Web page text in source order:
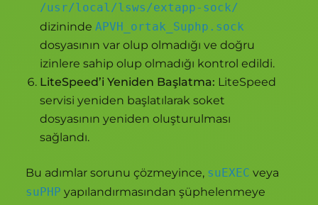
/usr/local/lsws/extapp-sock/
dizininde APVH_ortak_Suphp.sock
dosyasının var olup olmadığı ve doğru
izinlere sahip olup olmadığı kontrol edildi.
LiteSpeed’i Yeniden Başlatma: LiteSpeed
servisi yeniden başlatılarak soket
dosyasının yeniden oluşturulması
sağlandı.
Bu adımlar sorunu çözmeyince, suEXEC veya
suPHP yapılandırmasından şüphelenmeye